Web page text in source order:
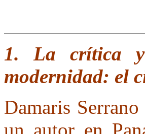
1. La crítica
modernidad: el
Damaris